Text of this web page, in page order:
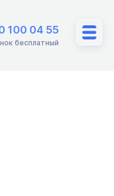
100 04 55
бесплатный